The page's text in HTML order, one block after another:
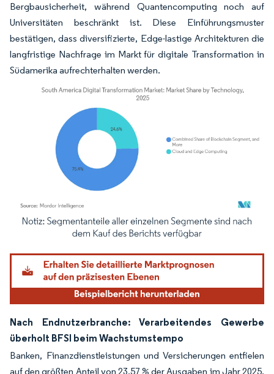
Bergbausicherheit, während Quantencomputing noch auf
Universitäten beschränkt ist. Diese Einführungsmuster
bestätigen, dass diversifizierte, Edge-lastige Architekturen die
langfristige Nachfrage im Markt für digitale Transformation in
Südamerika aufrechterhalten werden.
Bild © Mordor Intelligence. Wiederverwendung erfordert Namensnennung
Nach Endnutzerbranche: Verarbeitendes Gewerbe
überholt BFSI beim Wachstumstempo
Banken, Finanzdienstleistungen und Versicherungen entfielen
auf den größten Anteil von 23,57 % der Ausgaben im Jahr 2025,